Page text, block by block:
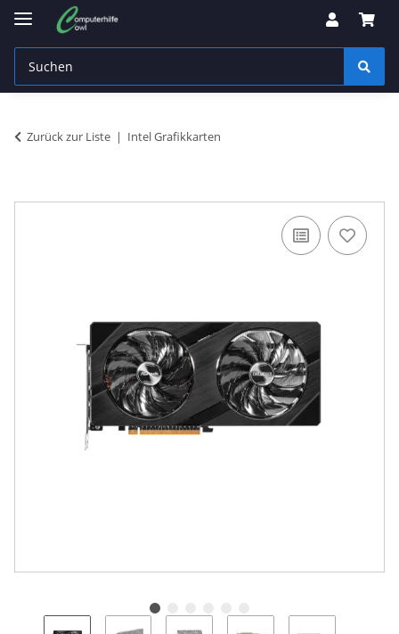
Zurück zur Liste Intel Grafikkarten